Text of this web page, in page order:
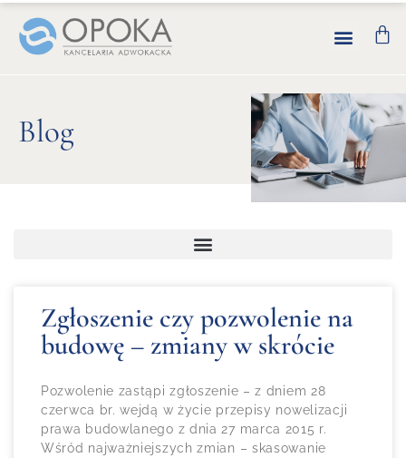
Blog
Zgłoszenie czy pozwolenie na
budowę – zmiany w skrócie
Pozwolenie zastąpi zgłoszenie – z dniem 28
czerwca br. wejdą w życie przepisy nowelizacji
prawa budowlanego z dnia 27 marca 2015 r.
Wśród najważniejszych zmian – skasowanie